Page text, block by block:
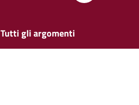
Tutti gli argomenti